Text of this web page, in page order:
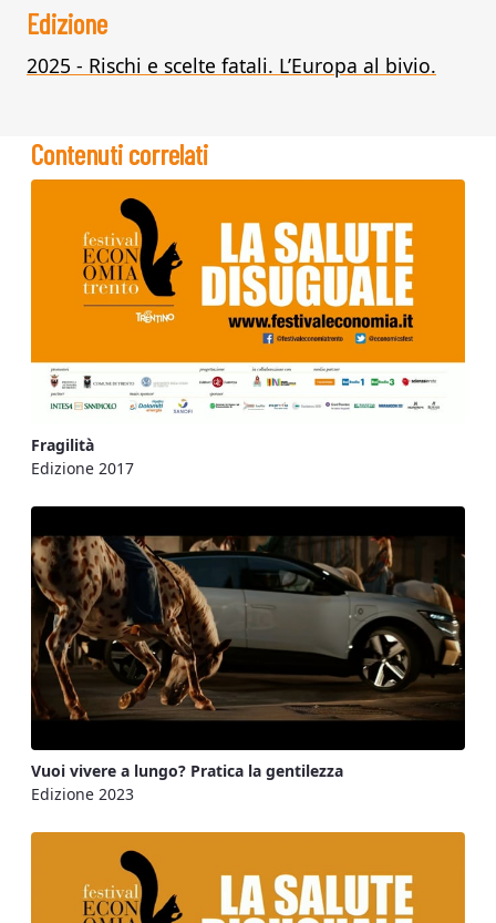
Edizione
2025 - Rischi e scelte fatali. L’Europa al bivio.
Contenuti correlati
Fragilità
Edizione 2017
Vuoi vivere a lungo? Pratica la gentilezza
Edizione 2023